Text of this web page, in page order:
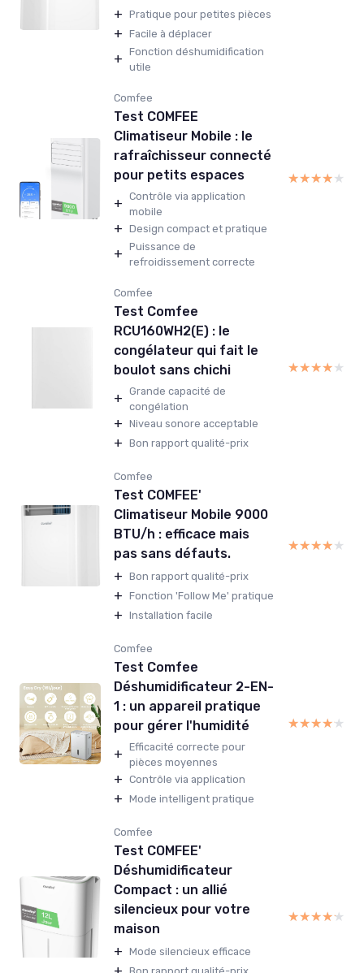
+ Pratique pour petites pièces
+ Facile à déplacer
+ Fonction déshumidification
utile
Comfee
Test COMFEE
Climatiseur Mobile : le
rafraîchisseur connecté
pour petits espaces
+ Contrôle via application
mobile
+ Design compact et pratique
+ Puissance de
refroidissement correcte
★★★★★
★★★★★
Comfee
Test Comfee
RCU160WH2(E) : le
congélateur qui fait le
boulot sans chichi
+ Grande capacité de
congélation
+ Niveau sonore acceptable
+ Bon rapport qualité-prix
★★★★★
★★★★★
Comfee
Test COMFEE'
Climatiseur Mobile 9000
BTU/h : efficace mais
pas sans défauts.
+ Bon rapport qualité-prix
+ Fonction 'Follow Me' pratique
+ Installation facile
★★★★★
★★★★★
Comfee
Test Comfee
Déshumidificateur 2-EN-
1 : un appareil pratique
pour gérer l'humidité
+ Efficacité correcte pour
pièces moyennes
+ Contrôle via application
+ Mode intelligent pratique
★★★★★
★★★★★
Comfee
Test COMFEE'
Déshumidificateur
Compact : un allié
silencieux pour votre
maison
+ Mode silencieux efficace
★★★★★
★★★★★